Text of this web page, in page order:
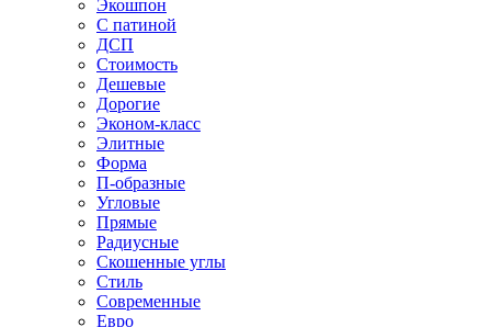
Экошпон
С патиной
ДСП
Стоимость
Дешевые
Дорогие
Эконом-класс
Элитные
Форма
П-образные
Угловые
Прямые
Радиусные
Скошенные углы
Стиль
Современные
Евро